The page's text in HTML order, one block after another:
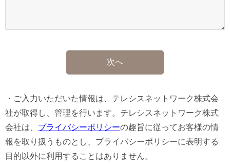
・ご入力いただいた情報は、テレシスネットワーク株式会
社が取得し、管理を行います。テレシスネットワーク株式
会社は、 プライバシーポリシーの趣旨に従ってお客様の情
報を取り扱うものとし、プライバシーポリシーに表明する
目的以外に利用することはありません。